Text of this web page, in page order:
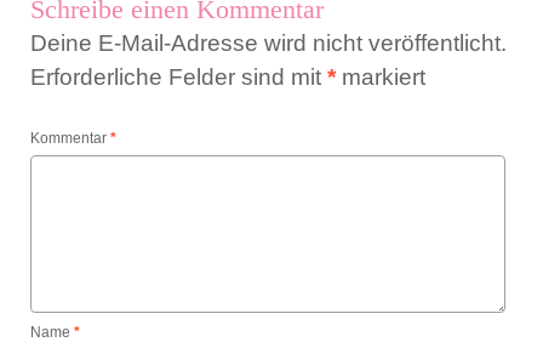
Schreibe einen Kommentar
Deine E-Mail-Adresse wird nicht veröffentlicht.
Erforderliche Felder sind mit *markiert
Kommentar *
Name *